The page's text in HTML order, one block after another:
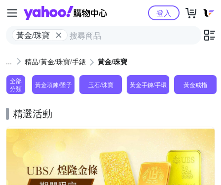
Yahoo購物中心
黃金/珠寶
登入
精品/黃金/珠寶/手錶 黃金/珠寶
全部
分類
黃金項鍊/墜子 玉石/珠寶 黃金手鍊/手環 黃金戒指
精選活動